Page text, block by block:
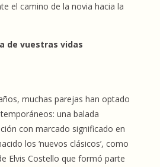
el camino de la novia hacia la
de vuestras vidas
muchas parejas han optado
una balada
con marcado significado en
los ‘nuevos clásicos’, como
Elvis Costello que formó parte